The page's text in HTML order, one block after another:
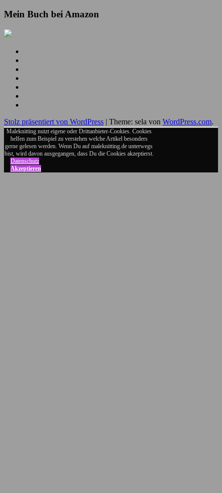
Mein Buch bei Amazon
Twitter
auch
auf
Google+
Stolz präsentiert von WordPress | Theme: sela von WordPress.com.
Maleknitting nutzt eigene oder Drittanbieter-Cookies. Cookies
helfen zum Beispiel zu verstehen welche Artikel besonders
gerne gelesen werden. Wenn Du auf maleknitting.de unterwegs
bist, wird davon ausgegangen, dass Du die Cookies akzeptierst.
Datenschutz
Akzeptieren